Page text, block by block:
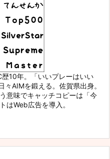
10年。「いいプレーはいい
AIMを鍛える。佐賀県出身。
意味でキャッチコピーは「今
はWeb広告を導入。